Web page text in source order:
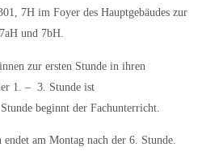
7H im Foyer des Hauptgebäudes zur
und 7bH.
zur ersten Stunde in ihren
1. – 3. Stunde ist
beginnt der Fachunterricht.
am Montag nach der 6. Stunde.